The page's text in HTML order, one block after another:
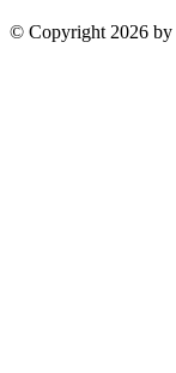
© Copyright 2026 by